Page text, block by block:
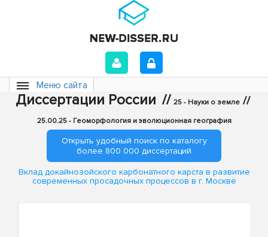
Меню сайта
Диссертации России // 25 - Науки о земле //
25.00.25 - Геоморфология и эволюционная география
Открыть удобный поиск по каталогу
более 800 000 диссертаций
Вклад докайнозойского карбонатного карста в развитие
современных просадочных процессов в г. Москве